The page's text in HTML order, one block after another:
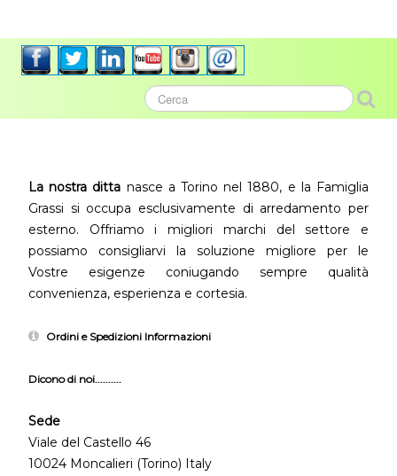
La nostra ditta nasce a Torino nel 1880, e la Famiglia
Grassi si occupa esclusivamente di arredamento per
esterno. Offriamo i migliori marchi del settore e
possiamo consigliarvi la soluzione migliore per le
Vostre esigenze coniugando sempre qualità
convenienza, esperienza e cortesia.
Ordini e Spedizioni Informazioni
Dicono di noi..........
Sede
Viale del Castello 46
10024 Moncalieri (Torino) Italy